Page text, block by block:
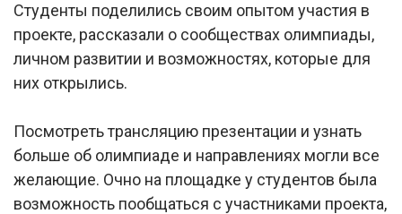
Студенты поделились своим опытом участия в
проекте, рассказали о сообществах олимпиады,
личном развитии и возможностях, которые для
них открылись.
Посмотреть трансляцию презентации и узнать
больше об олимпиаде и направлениях могли все
желающие. Очно на площадке у студентов была
возможность пообщаться с участниками проекта,